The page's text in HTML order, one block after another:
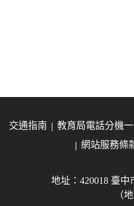
交通指南 教育局電話分機
網站服務條
地址：420018 臺
（